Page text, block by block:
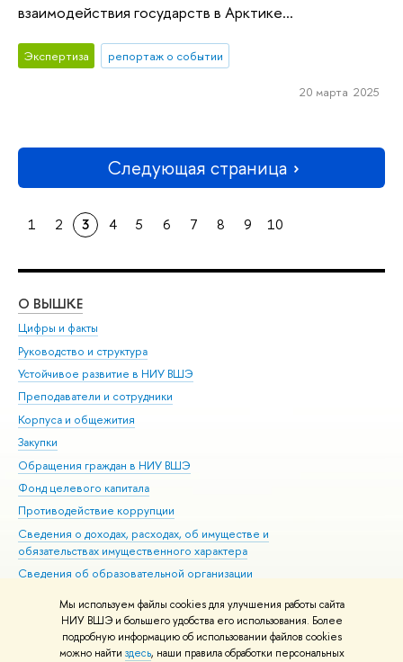
Мы используем файлы cookies для улучшения работы сайта
НИУ ВШЭ и большего удобства его использования. Более
подробную информацию об использовании файлов cookies
можно найти здесь, наши правила обработки персональных
взаимодействия государств в Арктике...
Экспертиза репортаж о событии
20 марта 2025
Следующая страница
1 2 3 4 5 6 7 8 9 10
О ВЫШКЕ
Цифры и факты
Руководство и структура
Устойчивое развитие в НИУ ВШЭ
Преподаватели и сотрудники
Корпуса и общежития
Закупки
Обращения граждан в НИУ ВШЭ
Фонд целевого капитала
Противодействие коррупции
Сведения о доходах, расходах, об имуществе и
обязательствах имущественного характера
Сведения об образовательной организации
Людям с ограниченными возможностями здоровья
Единая платежная страница
Работа в Вышке